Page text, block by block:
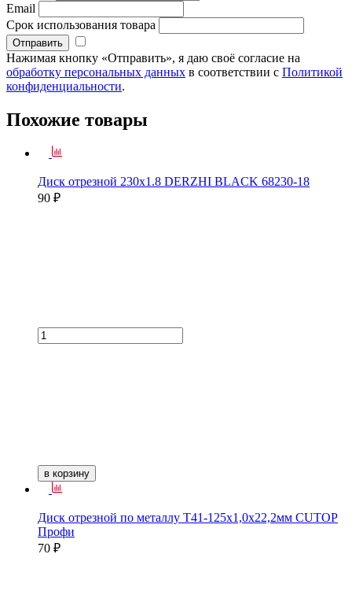
Email
Срок использования товара
Нажимая кнопку «Отправить», я даю своё согласие на
обработку персональных данных в соответствии с Политикой
конфиденциальности.
Похожие товары
Диск отрезной 230х1.8 DERZHI BLACK 68230-18
90 ₽
в корзину
Диск отрезной по металлу Т41-125х1,0х22,2мм CUTOP
Профи
70 ₽